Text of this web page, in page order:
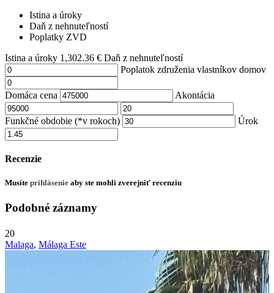
Istina a úroky
Daň z nehnuteľností
Poplatky ZVD
Istina a úroky 1,302.36 € Daň z nehnuteľností
Poplatok združenia vlastníkov domov
Domáca cena Akontácia
Funkčné obdobie (*v rokoch) Úrok
Recenzie
Musíte prihlásenie aby ste mohli zverejniť recenziu
Podobné záznamy
20
Malaga, Málaga Este